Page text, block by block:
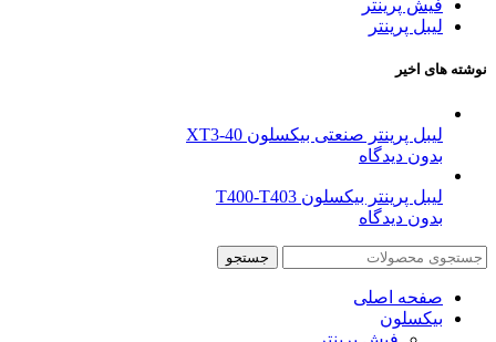
فیش پرینتر
لیبل پرینتر
نوشته های اخیر
لیبل پرینتر صنعتی بیکسلون XT3-40
بدون دیدگاه
لیبل پرینتر بیکسلون T400-T403
بدون دیدگاه
جستجو
صفحه اصلی
بیکسلون